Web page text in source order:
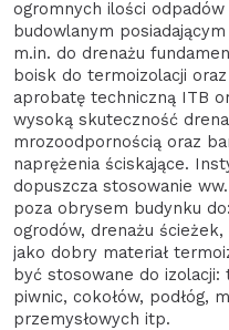
ogromnych ilości
budowlanym posiadającym
m.in. do drenażu
boisk do termoizolacji
aprobatę techniczną ITB
wysoką skuteczność
mrozoodpornością oraz
naprężenia ściskające.
dopuszcza stosowanie
poza obrysem budynku
ogrodów, drenażu
jako dobry materiał
być stosowane do
piwnic, cokołów, podłóg,
przemysłowych itp.